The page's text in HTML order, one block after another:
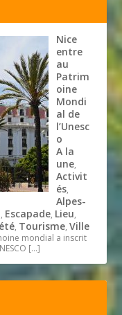
Nice
entre
au
Patrim
oine
Mondi
al de
l’Unesc
o
A la
une,
Activit
és,
Alpes-
, Escapade, Lieu,
, Tourisme,Ville
mondial a inscrit
[…]